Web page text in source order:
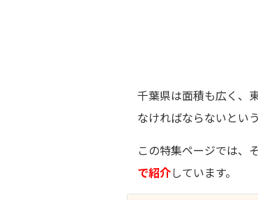
千葉県は面積も広く、
なければならないとい
この特集ページでは、
で紹介しています。